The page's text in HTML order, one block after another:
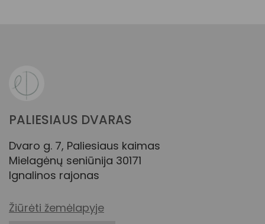
PALIESIAUS DVARAS
Dvaro g. 7, Paliesiaus kaimas
Mielagėnų seniūnija 30171
Ignalinos rajonas
Žiūrėti žemėlapyje